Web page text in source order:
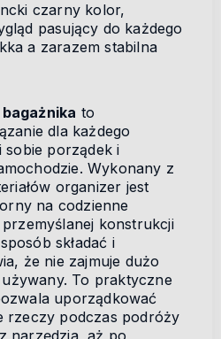
czarny kolor,
pasujący do każdego
a zarazem stabilna
to
dla każdego
porządek i
Wykonany z
organizer jest
na codzienne
konstrukcji
składać i
że nie zajmuje dużo
To praktyczne
uporządkować
rzeczy podczas podróży
narzędzia, aż po